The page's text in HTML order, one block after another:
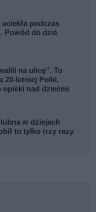
podczas
Powód do dziś
na ulicę”. To
20-letniej Polki,
opieki nad dziećmi
w dziejach
to tylko trzy razy